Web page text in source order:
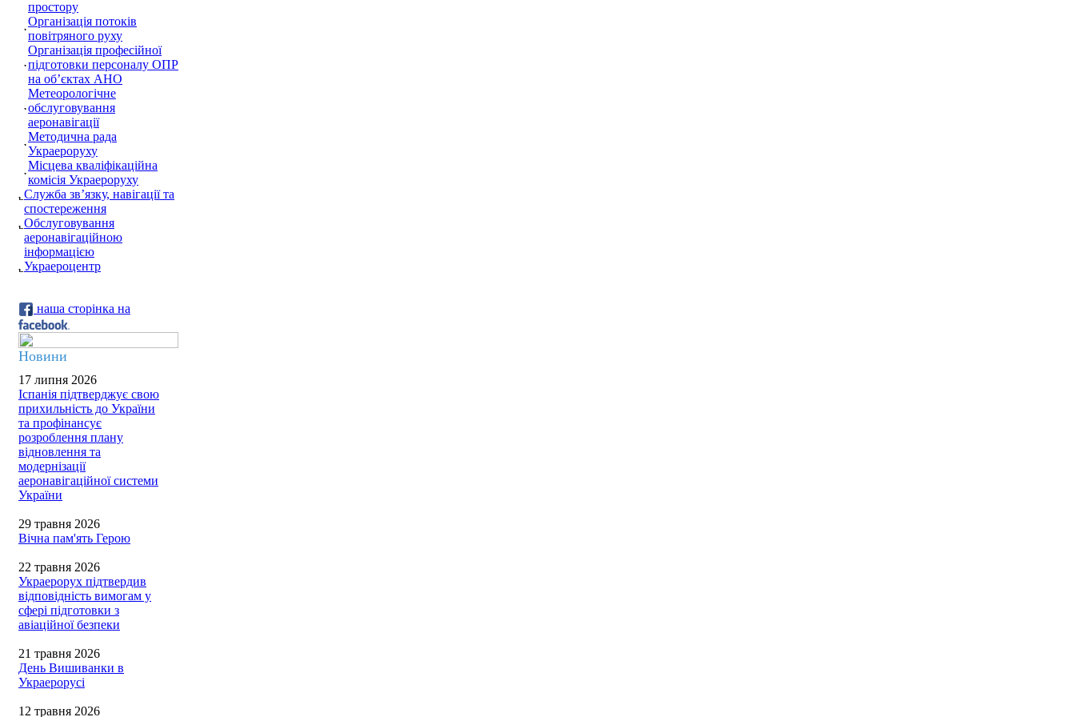
простору
Організація потоків
повітряного руху
Організація професійної
підготовки персоналу ОПР
на об’єктах АНО
Метеорологічне
обслуговування
аеронавігації
Методична рада
Украероруху
Місцева кваліфікаційна
комісія Украероруху
Служба зв’язку, навігації та
спостереження
Обслуговування
аеронавігаційною
інформацією
Украероцентр
наша сторінка на
Новини
17 липня 2026
Іспанія підтверджує свою
прихильність до України
та профінансує
розроблення плану
відновлення та
модернізації
аеронавігаційної системи
України
29 травня 2026
Вічна пам'ять Герою
22 травня 2026
Украерорух підтвердив
відповідність вимогам у
сфері підготовки з
авіаційної безпеки
21 травня 2026
День Вишиванки в
Украерорусі
12 травня 2026